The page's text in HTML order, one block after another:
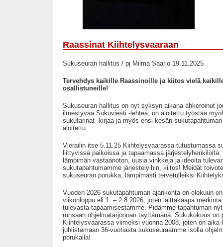
Raassinat Kiihtelysvaaraan
Sukuseuran hallitus / pj Milma Saario 19.11.2025
Tervehdys kaikille Raassinoille ja kiitos vielä
osallistuneille!
Sukuseuran hallitus on nyt syksyn aikana ahkeroinut
ilmestyvää Sukuviesti -lehteä, on aloitettu työstää
sukutarinat -kirjaa ja myös ensi kesän
aloitettu.
Vierailin itse 5.11.25 Kiihtelysvaarassa tutustumassa
liittyvissä paikoissa ja tapaamassa
lämpimän vastaanoton, uusia vinkkejä ja ideoita
sukutapahtumamme järjestelyihin, kiitos! Meidät
sukuseuran porukka, lämpimästi tervetulleiksi
Vuoden 2026 sukutapahtuman ajankohta on elokuun
viikonloppu eli 1. – 2.8.2026, joten laittakaapa merkintä
tulevasta tapaamisestamme. Pidämme tapahtuman
runsaan ohjelmatarjonnan täyttämänä. Sukukokous on
Kiihtelysvaarassa viimeksi vuonna 2008, joten on aika
juhlistamaan 36-vuotiasta sukuseuraamme isolla
porukalla!